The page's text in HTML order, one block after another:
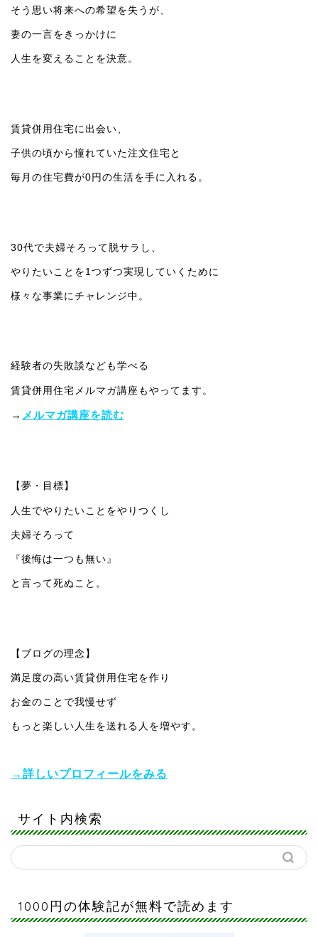
そう思い将来への希望を失うが、
妻の一言をきっかけに
人生を変えることを決意。
賃貸併用住宅に出会い、
子供の頃から憧れていた注文住宅と
毎月の住宅費が0円の生活を手に入れる。
30代で夫婦そろって脱サラし、
やりたいことを1つずつ実現していくために
様々な事業にチャレンジ中。
経験者の失敗談なども学べる
賃貸併用住宅メルマガ講座もやってます。
→ メルマガ講座を読む
【夢・目標】
人生でやりたいことをやりつくし
夫婦そろって
『後悔は一つも無い』
と言って死ぬこと。
【ブログの理念】
満足度の高い賃貸併用住宅を作り
お金のことで我慢せず
もっと楽しい人生を送れる人を増やす。
→詳しいプロフィールをみる
サイト内検索
1000円の体験記が無料で読めます